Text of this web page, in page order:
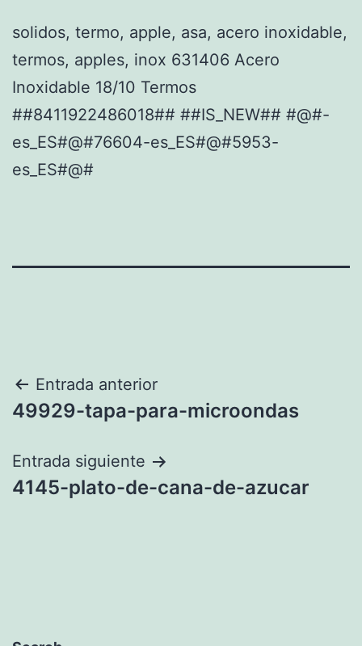
solidos, termo, apple, asa, acero inoxidable,
termos, apples, inox 631406 Acero
Inoxidable 18/10 Termos
##8411922486018## ##IS_NEW## #@#-
es_ES#@#76604-es_ES#@#5953-
es_ES#@#
Navegación
de
entradas
Entrada anterior
49929-tapa-para-microondas
Entrada siguiente
4145-plato-de-cana-de-azucar